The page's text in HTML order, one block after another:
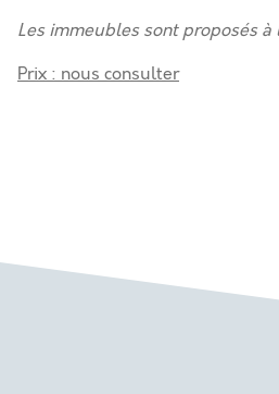
Les immeubles sont proposés à
Prix : nous consulter